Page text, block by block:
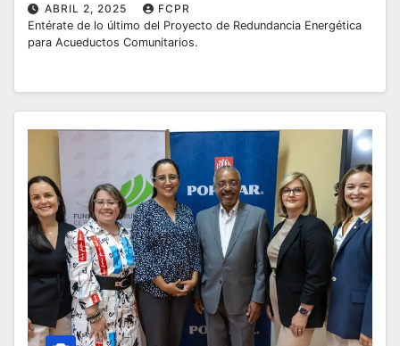
ABRIL 2, 2025
FCPR
Entérate de lo último del Proyecto de Redundancia Energética
para Acueductos Comunitarios.